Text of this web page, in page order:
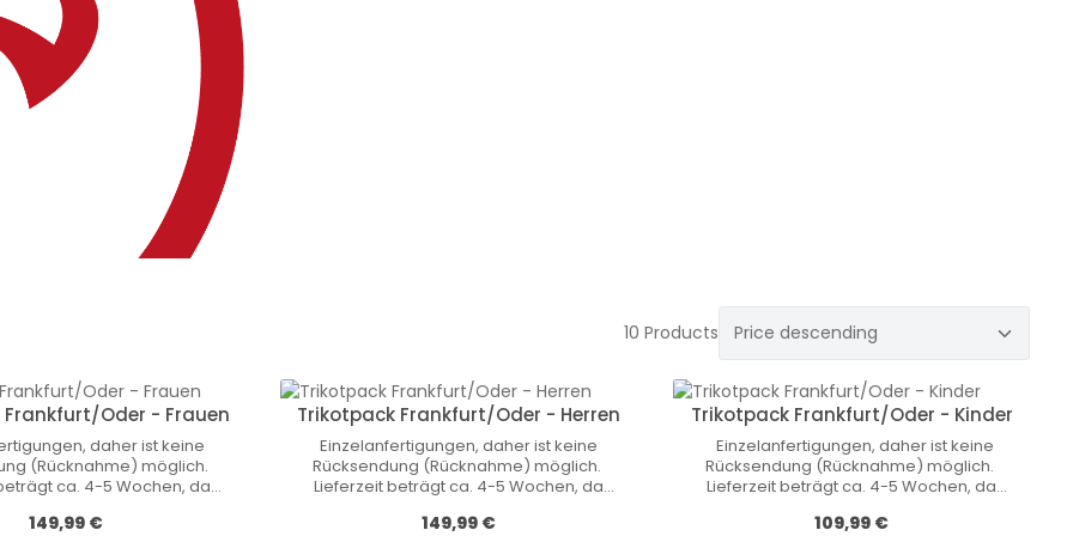
10 Products
Oder - Frauen
daher ist keine
(Rücknahme) möglich.
ca. 4-5 Wochen, da
Lager vorrätig sind! Nicht-
Обычная цена:
149,99 €
Trikotpack Frankfurt/Oder - Herren
Einzelanfertigungen, daher ist keine
Rücksendung (Rücknahme) möglich.
Lieferzeit beträgt ca. 4-5 Wochen, da
und nicht auf Lager vorrätig sind! Nicht-
Обычная цена:
149,99 €
Trikotpack Frankfurt/Oder - Kinder
Rücksendung (Rücknahme) möglich.
Lieferzeit beträgt ca. 4-5 Wochen, da
und nicht auf Lager vorrätig sind! Nicht-
Обычная цена:
109,99 €